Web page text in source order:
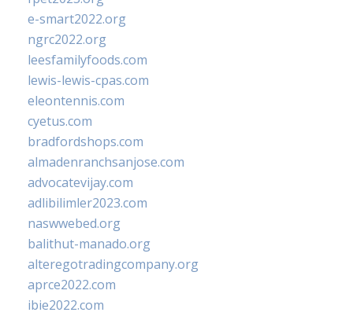
e-smart2022.org
ngrc2022.org
leesfamilyfoods.com
lewis-lewis-cpas.com
eleontennis.com
cyetus.com
bradfordshops.com
almadenranchsanjose.com
advocatevijay.com
adlibilimler2023.com
naswwebed.org
balithut-manado.org
alteregotradingcompany.org
aprce2022.com
ibie2022.com